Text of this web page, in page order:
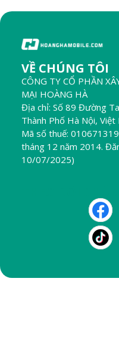
VỀ CHÚNG TÔI
CÔNG TY CỔ PHẦN
MẠI HOÀNG HÀ
Địa chỉ: Số 89 Đường
Thành Phố Hà Nội, Việt
Mã số thuế:
tháng 12 năm 2014.
10/07/2025)